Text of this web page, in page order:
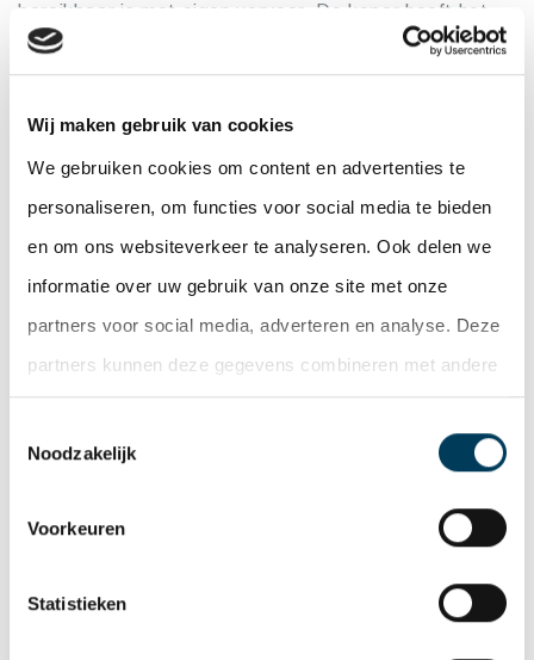
Wij maken gebruik van cookies
We gebruiken cookies om content en advertenties te
personaliseren, om functies voor social media te bieden
en om ons websiteverkeer te analyseren. Ook delen we
informatie over uw gebruik van onze site met onze
partners voor social media, adverteren en analyse. Deze
partners kunnen deze gegevens combineren met andere
informatie die u aan ze heeft verstrekt of die ze hebben
verzameld op basis van uw gebruik van hun services.
Noodzakelijk
Voorkeuren
Statistieken
bereikbaar is met eigen vervoer. De koper heeft het
object aangekocht voor uitbreiding van haar
in gebruik nemen.
De Lobel & Partners – real estate experts adviseerde
verkopers, een groep particuliere beleggers, bij deze
transactie.
Facebook
Twitter